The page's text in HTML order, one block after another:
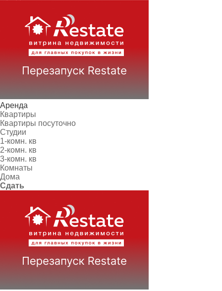
Аренда
Квартиры
Квартиры посуточно
Студии
1-комн. кв
2-комн. кв
3-комн. кв
Комнаты
Дома
Сдать